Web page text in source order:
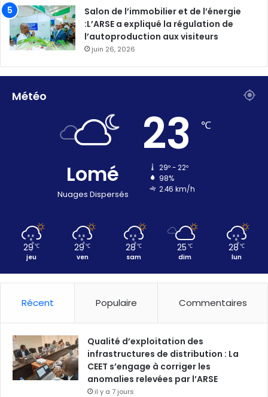
Salon de l’immobilier et de l’énergie
:L’ARSE a expliqué la régulation de
l’autoproduction aux visiteurs
juin 26, 2026
Météo
Lomé
Nuages Dispersés
23 ℃
29º - 22º
98%
2.46 km/h
29℃
jeu
29℃
ven
28 ℃
sam
25 ℃
dim
28 ℃
lun
Récent Populaire Commentaires
Qualité d’exploitation des
infrastructures de distribution : La
CEET s’engage à corriger les
anomalies relevées par l’ARSE
il y a 7 jours